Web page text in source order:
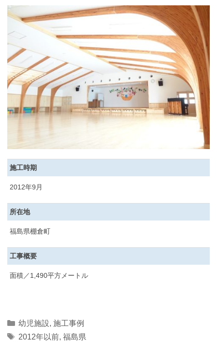
施工時期
2012年9月
所在地
福島県棚倉町
工事概要
面積／1,490平方メートル
Categories
幼児施設, 施工事例
Tags
2012年以前, 福島県